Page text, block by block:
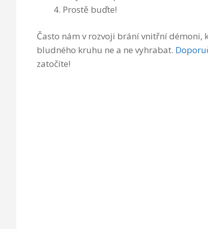
Prostě buďte!
Často nám v rozvoji brání vnitřní démoni,
bludného kruhu ne a ne vyhrabat.
zatočíte!